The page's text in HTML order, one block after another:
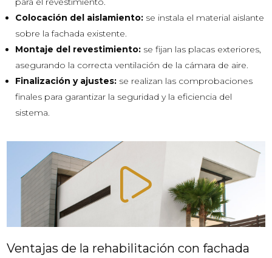
Colocación del aislamiento: se instala el material aislante
sobre la fachada existente.
Montaje del revestimiento: se fijan las placas exteriores,
asegurando la correcta ventilación de la cámara de aire.
Finalización y ajustes: se realizan las comprobaciones
finales para garantizar la seguridad y la eficiencia del
sistema.
Ventajas de la rehabilitación con fachada